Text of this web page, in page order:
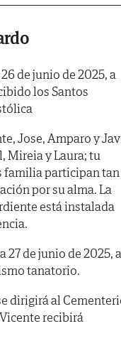
de junio de 2025, a
los Santos
Jose, Amparo y
Mireia y Laura; tu
familia participan tan
por su alma. La
está instalada
27 de junio de 2025, a
tanatorio.
dirigirá al
recibirá